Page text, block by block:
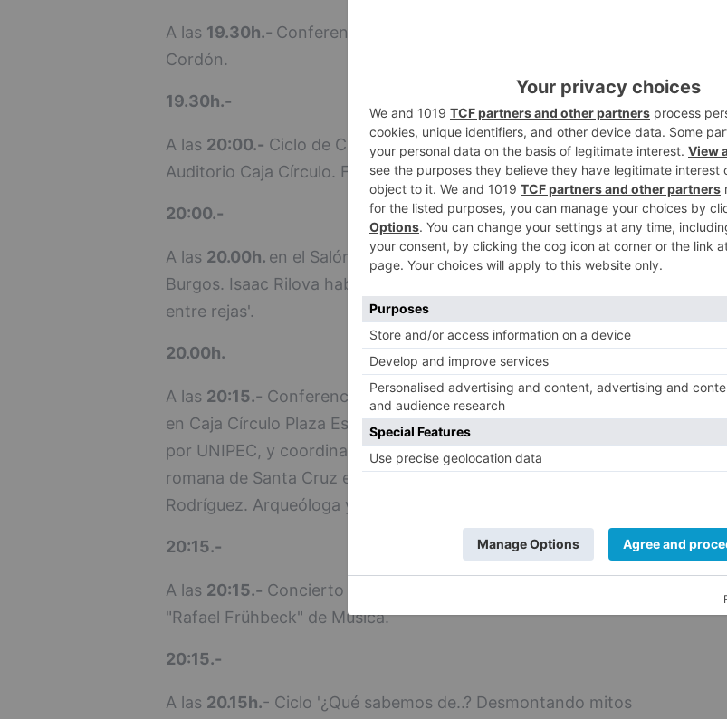
A las 19.30h.- Conferencia de Conchi Lillo. El cine ante tus ojos. Cultural
Cordón.
19.30h.-
A las 20:00.- Ciclo de Cine Jurídico "Javier González Villanueva" en
Auditorio Caja Círculo. Furia (1936) de Fritz Lang.
20:00.-
A las 20.00h. en el Salón de Estados de la Diputación Provincial de
Burgos. Isaac Rilova hablará de 'Luz en la sombra: José Sarriegui, el Arte
entre rejas'.
20.00h.
A las 20:15.- Conferencia Arqueología Romana en la Provincia de Burgos
en Caja Círculo Plaza España, Burgos- Ciclo de conferencias organizadas
por UNIPEC, y coordinadas por J. Eduardo González del Olmo. La villa
romana de Santa Cruz en Baños de Valdearados", a cargo de Adelaida
Rodríguez. Arqueóloga y restauradora del Museo de Burgos.
20:15.-
A las 20:15.- Concierto de Santa Cecilia en Conservatorio Profesional
"Rafael Frühbeck" de Música.
20:15.-
A las 20.15h.- Ciclo '¿Qué sabemos de..? Desmontando mitos